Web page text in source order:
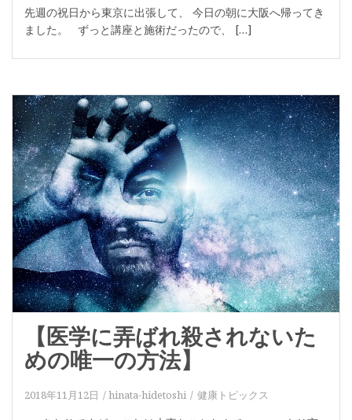
先週の祝日から東京に出張して、 今日の朝に大阪へ帰ってき
ました。 ずっと講座と施術だったので、 […]
【医学に弄ばれ殺されないた
めの唯一の方法】
2018年11月12日 hinata-hidetoshi 健康トピックス